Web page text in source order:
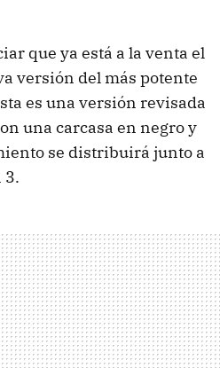
que ya está a la venta el
versión del más potente
es una versión revisada
una carcasa en negro y
se distribuirá junto a
3.